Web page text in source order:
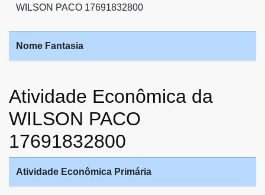
WILSON PACO 17691832800
Nome Fantasia
Atividade Econômica da
WILSON PACO
17691832800
Atividade Econômica Primária